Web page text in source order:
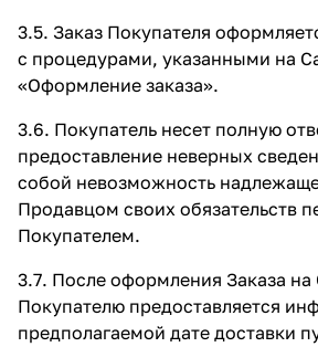
3.5. Заказ Покупателя
с процедурами, указанными на
«Оформление заказа».
3.6. Покупатель несет полную
предоставление неверных
собой невозможность
Продавцом своих обязательств
Покупателем.
3.7. После оформления Заказа на
Покупателю предоставляется
предполагаемой дате доставки